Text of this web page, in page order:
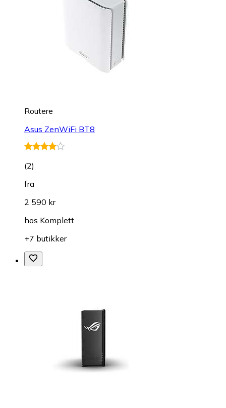
Routere
Asus ZenWiFi BT8
(2)
fra
2 590 kr
hos Komplett
+7 butikker